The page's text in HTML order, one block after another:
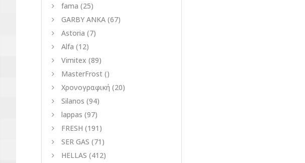
fama (25)
GARBY ANKA (67)
Astoria (7)
Alfa (12)
Vimitex (89)
MasterFrost ()
Χρονογραφική (20)
Silanos (94)
lappas (97)
FRESH (191)
SER GAS (71)
HELLAS (412)